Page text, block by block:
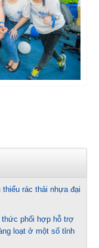
rác thải nhựa đại
phối hợp hỗ trợ
loạt ở một số tỉnh